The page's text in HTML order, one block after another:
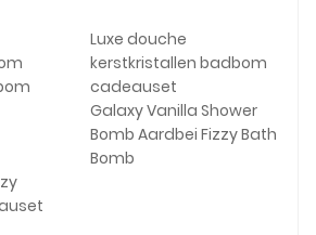
Luxe douche
kerstkristallen badbom
cadeauset
Galaxy Vanilla Shower
Bomb Aardbei Fizzy Bath
Bomb